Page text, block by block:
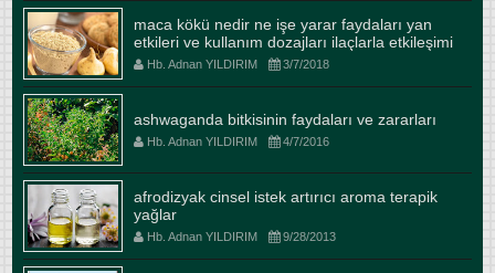
maca kökü nedir ne işe yarar faydaları yan
etkileri ve kullanım dozajları ilaçlarla etkileşimi
Hb. Adnan YILDIRIM 3/7/2018
ashwaganda bitkisinin faydaları ve zararları
Hb. Adnan YILDIRIM 4/7/2016
afrodizyak cinsel istek artırıcı aroma terapik
yağlar
Hb. Adnan YILDIRIM 9/28/2013